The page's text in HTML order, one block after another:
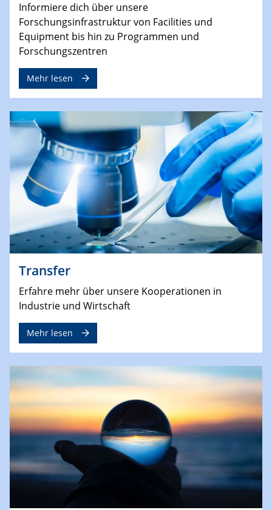
Informiere dich über unsere
Forschungsinfrastruktur von Facilities und
Equipment bis hin zu Programmen und
Forschungszentren
Mehr lesen
Transfer
Erfahre mehr über unsere Kooperationen in
Industrie und Wirtschaft
Mehr lesen